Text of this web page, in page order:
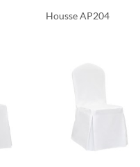
Housse AP204